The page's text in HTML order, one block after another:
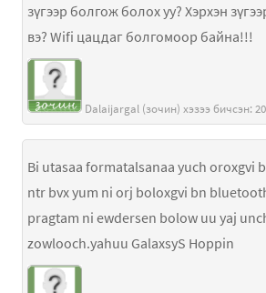
зүгээр болгож болох уу? Хэрхэн
вэ? Wifi цацдаг болгомоор байна!!!
Bi utasaa formatalsanaa yuch oroxgvi
ntr bvx yum ni orj boloxgvi bn
pragtam ni ewdersen bolow uu yaj
zowlooch.yahuu GalaxsyS Hoppin